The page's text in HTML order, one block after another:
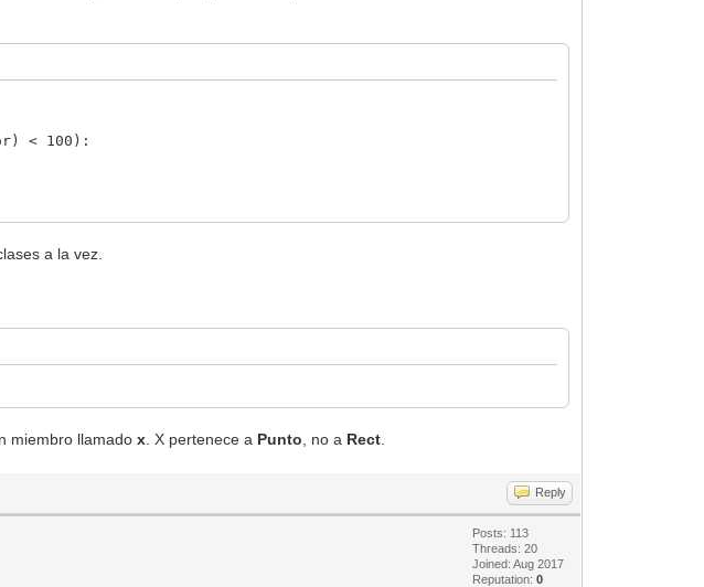
< 100):
a la vez.
miembro llamadox . X pertenece a Punto , no a Rect
Reply
Posts: 113
Threads: 20
Joined: Aug 2017
Reputation:0